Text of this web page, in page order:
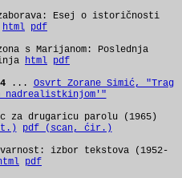
Esej o istoričnosti
html pdf
s Marijanom: Poslednja
html pdf
... Osvrt Zorane Simić, "Trag
nadrealistkinjom'"
za drugaricu parolu (1965)
pdf (scan, ćir.)
izbor tekstova (1952-
pdf